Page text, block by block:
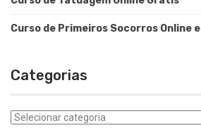
Curso de Primeiros Socorros Online
Categorias
Categorias